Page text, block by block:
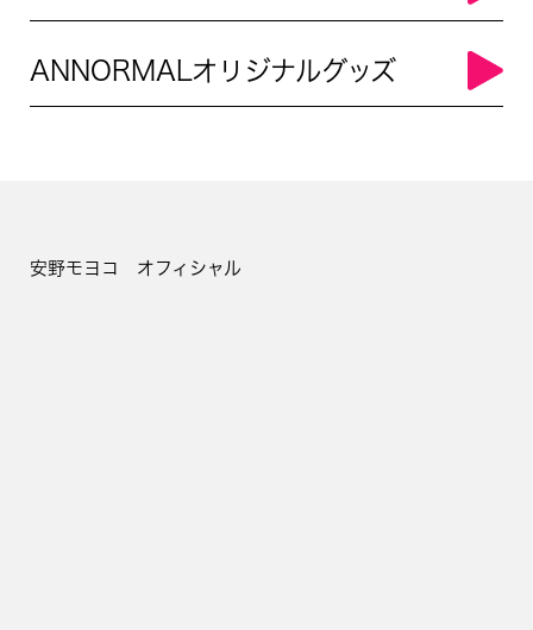
ANNORMALオリジナルグッズ
安野モヨコ オフィシャル